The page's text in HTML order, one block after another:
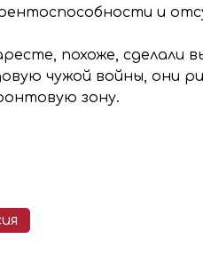
и
похоже, сделали
чужой войны, они
зону.